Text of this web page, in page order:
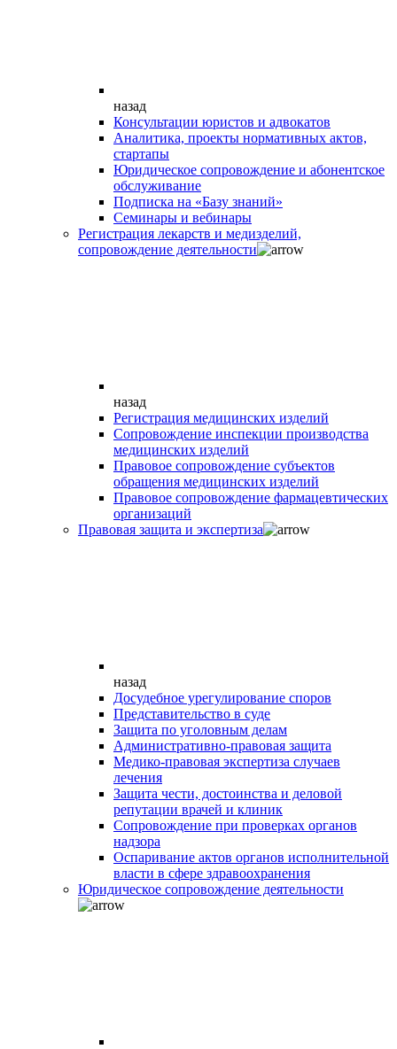
назад
Консультации юристов и адвокатов
Аналитика, проекты нормативных актов,
стартапы
Юридическое сопровождение и абонентское
обслуживание
Подписка на «Базу знаний»
Семинары и вебинары
Регистрация лекарств и медизделий,
сопровождение деятельности
назад
Регистрация медицинских изделий
Сопровождение инспекции производства
медицинских изделий
Правовое сопровождение субъектов
обращения медицинских изделий
Правовое сопровождение фармацевтических
организаций
Правовая защита и экспертиза
назад
Досудебное урегулирование споров
Представительство в суде
Защита по уголовным делам
Административно-правовая защита
Медико-правовая экспертиза случаев
лечения
Защита чести, достоинства и деловой
репутации врачей и клиник
Сопровождение при проверках органов
надзора
Оспаривание актов органов исполнительной
власти в сфере здравоохранения
Юридическое сопровождение деятельности